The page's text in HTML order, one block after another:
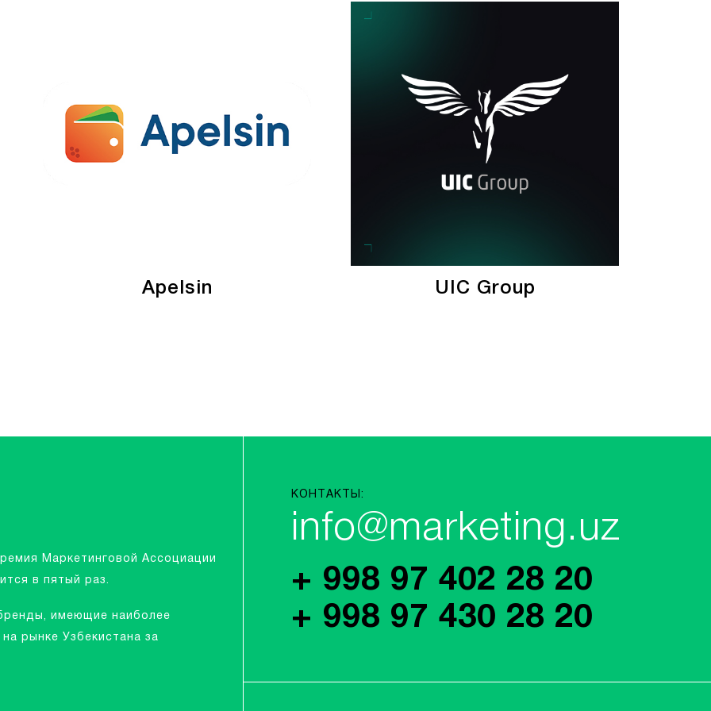
Apelsin UIC Group
Маркетинговой Ассоциации
в пятый раз.
имеющие наиболее
рынке Узбекистана за
КОНТАКТЫ:
info@marketing.uz
+ 998 97 402 28 20
+ 998 97 430 28 20